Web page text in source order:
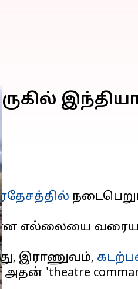
எல்லையை
இராணுவம்,